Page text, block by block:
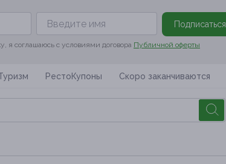
Подписаться
я соглашаюсь с условиями договора Публичной оферты
РестоКупоны Скоро заканчиваются